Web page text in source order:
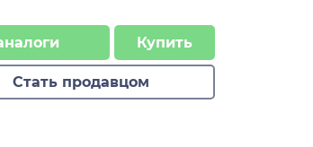
Купить
Стать продавцом